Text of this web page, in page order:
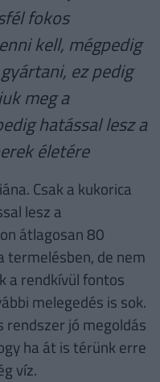
fokos
kell, mégpedig
ez pedig
meg a
hatással lesz a
életére
Csak a kukorica
lesz a
átlagosan 80
termelésben, de nem
a rendkívül fontos
melegedés is sok.
jó megoldás
ha át is térünk erre
víz.